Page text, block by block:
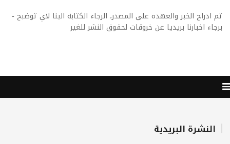
تم ادراج الخبر والعهده على المصدر، الرجاء الكتابة الينا لاي توضبح -
برجاء اخبارنا بريديا عن خروقات لحقوق النشر للغير
النشرة البريدية